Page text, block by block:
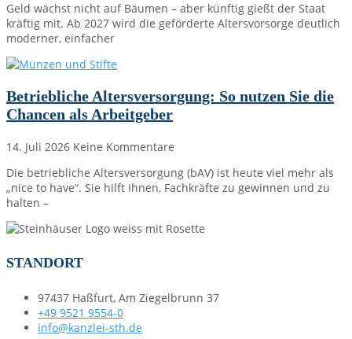
Geld wächst nicht auf Bäumen – aber künftig gießt der Staat
kräftig mit. Ab 2027 wird die geförderte Altersvorsorge deutlich
moderner, einfacher
Betriebliche Altersversorgung: So nutzen Sie die
Chancen als Arbeitgeber
14. Juli 2026 Keine Kommentare
Die betriebliche Altersversorgung (bAV) ist heute viel mehr als
„nice to have“. Sie hilft Ihnen, Fachkräfte zu gewinnen und zu
halten –
STANDORT
97437 Haßfurt, Am Ziegelbrunn 37
+49 9521 9554-0
info@kanzlei-sth.de